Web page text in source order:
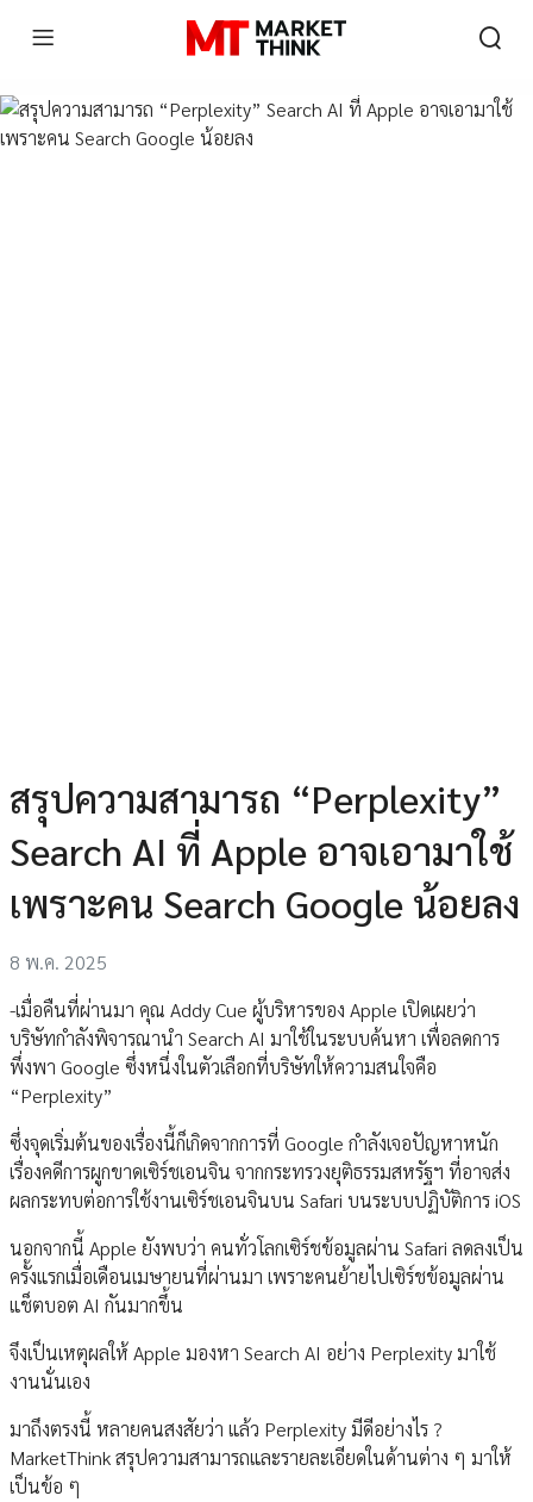
สรุปความสามารถ “Perplexity”
Search AI ที่ Apple อาจเอามาใช้
เพราะคน Search Google น้อยลง
8 พ.ค. 2025
-เมื่อคืนที่ผ่านมา คุณ Addy Cue ผู้บริหารของ Apple เปิดเผยว่า
บริษัทกำลังพิจารณานำ Search AI มาใช้ในระบบค้นหา เพื่อลดการ
พึ่งพา Google ซึ่งหนึ่งในตัวเลือกที่บริษัทให้ความสนใจคือ
“Perplexity”
ซึ่งจุดเริ่มต้นของเรื่องนี้ก็เกิดจากการที่ Google กำลังเจอปัญหาหนัก
เรื่องคดีการผูกขาดเซิร์ชเอนจิน จากกระทรวงยุติธรรมสหรัฐฯ ที่อาจส่ง
ผลกระทบต่อการใช้งานเซิร์ชเอนจินบน Safari บนระบบปฏิบัติการ iOS
นอกจากนี้ Apple ยังพบว่า คนทั่วโลกเซิร์ชข้อมูลผ่าน Safari ลดลงเป็น
ครั้งแรกเมื่อเดือนเมษายนที่ผ่านมา เพราะคนย้ายไปเซิร์ชข้อมูลผ่าน
แช็ตบอต AI กันมากขึ้น
จึงเป็นเหตุผลให้ Apple มองหา Search AI อย่าง Perplexity มาใช้
งานนั่นเอง
มาถึงตรงนี้ หลายคนสงสัยว่า แล้ว Perplexity มีดีอย่างไร ?
MarketThink สรุปความสามารถและรายละเอียดในด้านต่าง ๆ มาให้
เป็นข้อ ๆ